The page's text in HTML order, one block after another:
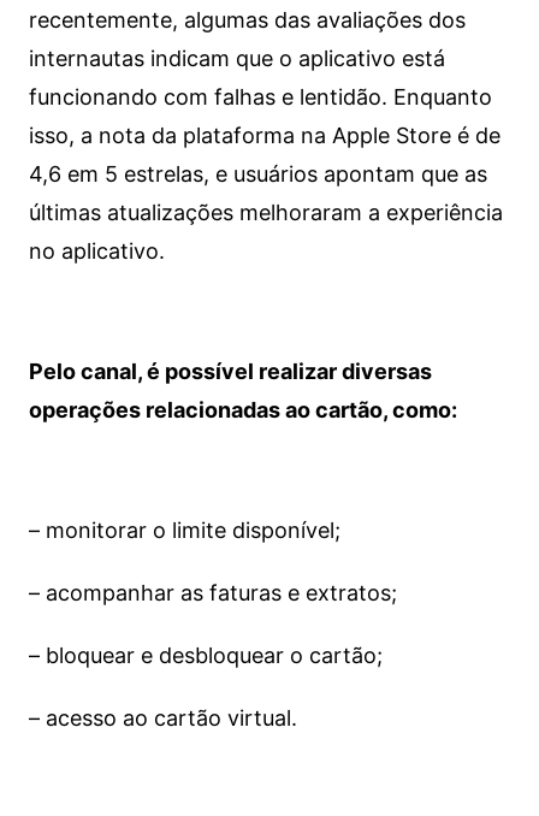
recentemente, algumas das avaliações dos
internautas indicam que o aplicativo está
funcionando com falhas e lentidão. Enquanto
isso, a nota da plataforma na Apple Store é de
4,6 em 5 estrelas, e usuários apontam que as
últimas atualizações melhoraram a experiência
no aplicativo.
Pelo canal, é possível realizar diversas
operações relacionadas ao cartão, como:
– monitorar o limite disponível;
– acompanhar as faturas e extratos;
– bloquear e desbloquear o cartão;
– acesso ao cartão virtual.